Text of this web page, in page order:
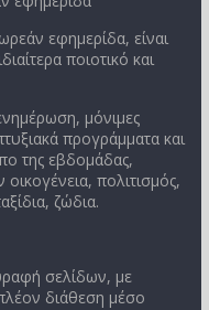
εφημερίδα, είναι
ποιοτικό και
μόνιμες
προγράμματα και
της εβδομάδας,
πολιτισμός,
ζώδια.
σελίδων, με
διάθεση μέσο